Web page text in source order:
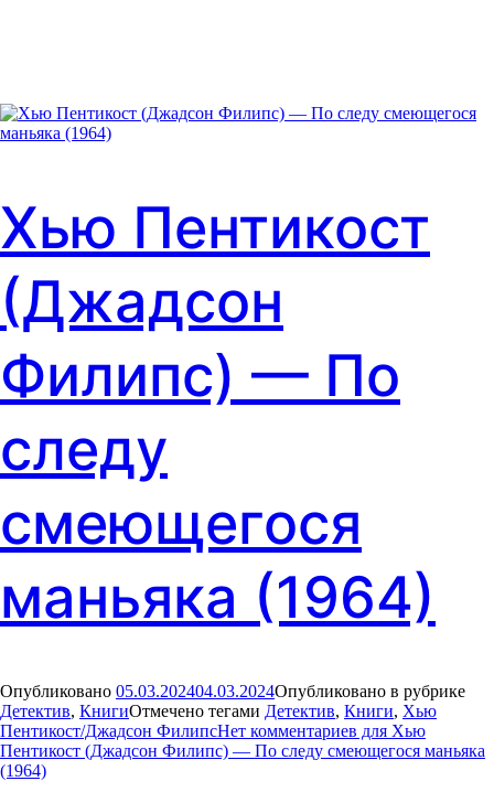
Хью Пентикост
(Джадсон
Филипс) — По
следу
смеющегося
маньяка (1964)
Опубликовано 05.03.202404.03.2024Опубликовано в рубрике
Детектив, КнигиОтмечено тегами Детектив, Книги, Хью
Пентикост/Джадсон ФилипсНет комментариев для Хью
Пентикост (Джадсон Филипс) — По следу смеющегося маньяка
(1964)